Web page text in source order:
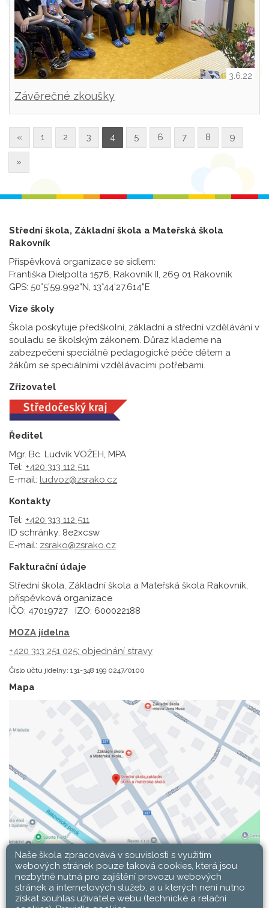
3.6.22
Závěrečné zkoušky
« 1 2 3 4 5 6 7 8 9
»
Střední škola, Základní škola a Mateřská škola
Rakovník
Příspěvková organizace se sídlem:
Františka Dielpolta 1576, Rakovník II, 269 01 Rakovník
GPS: 50°5’59.992”N, 13°44’27.614”E
Vize školy
Škola poskytuje předškolní, základní a střední vzdělávání v
souladu se školským zákonem. Důraz klademe na
zabezpečení speciálně pedagogické péče dětem a
žákům se speciálními vzdělávacími potřebami.
Zřizovatel
Ředitel
Mgr. Bc. Ludvík VOŽEH, MPA
Tel: +420 313 112 511
E-mail: ludvoz@zsrako.cz
Kontakty
Tel: +420 313 112 511
ID schránky: 8e2xcsw
E-mail: zsrako@zsrako.cz
Fakturační údaje
Střední škola, Základní škola a Mateřská škola Rakovník,
příspěvková organizace
IČO: 47019727 IZO: 600022188
MOZA jídelna
+420 313 251 025; objednání stravy
Číslo účtu jídelny: 131-348 199 0247/0100
Mapa
Naše škola zpracovává v souvislosti s využitím
webových stránek pouze taková cookies, která jsou
nezbytně nutná pro zajištění provozu webových
stránek a internetových služeb, a u kterých není nutno
získat souhlas uživatele webu (technické a relační